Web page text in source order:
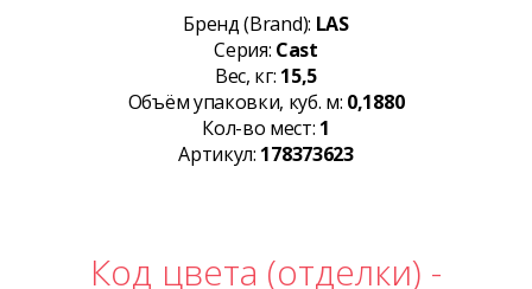
Бренд (Brand): LAS
Серия: Cast
Вес, кг: 15,5
Объём упаковки, куб. м: 0,1880
Кол-во мест: 1
Артикул: 178373623
Код цвета (отделки) -